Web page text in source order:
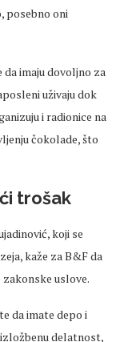
posebno oni
da imaju dovoljno za
uživaju dok
i radionice na
čokolade, što
trošak
koji se
kaže za B&F da
uslove.
da imate depo i
delatnost,